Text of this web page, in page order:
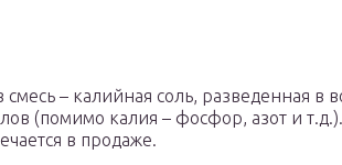
смесь – калийная соль, разведенная в
(помимо калия – фосфор, азот и
в продаже.